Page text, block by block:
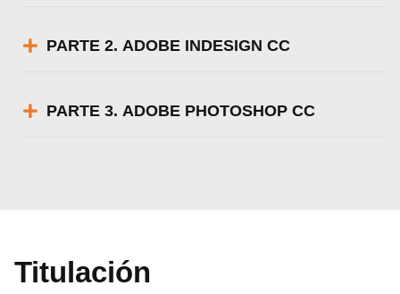
PARTE 2. ADOBE INDESIGN CC
PARTE 3. ADOBE PHOTOSHOP CC
Titulación